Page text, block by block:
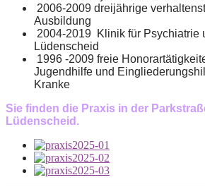
2006-2009 dreijährige
Ausbildung
2004-2019 Klinik für Psychiatrie
Lüdenscheid
1996 -2009 freie
Jugendhilfe und
Kranke
Sie finden die Praxis in der
Lüdenscheid.